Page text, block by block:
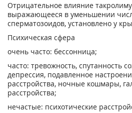
Отрицательное влияние
выражающееся в уменьшении
сперматозоидов, установлено у
Психическая сфера
очень часто: бессонница;
часто: тревожность, спутанность
депрессия, подавленное
расстройства, ночные кошмары,
расстройства;
нечастые: психотические